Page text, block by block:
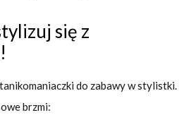
się z
do zabawy w stylistki.
brzmi: